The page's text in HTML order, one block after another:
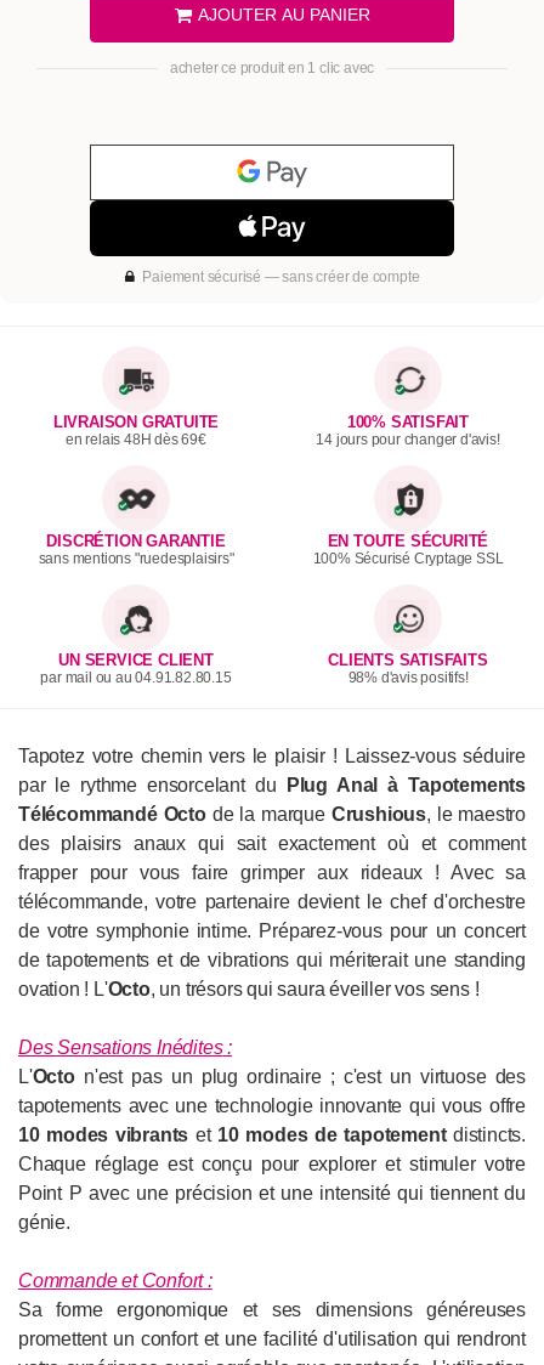
AJOUTER AU PANIER
acheter ce produit en 1 clic avec
Paiement sécurisé — sans créer de compte
LIVRAISON GRATUITE
en relais 48H dès 69€
100% SATISFAIT
14 jours pour changer d'avis!
DISCRÉTION GARANTIE
sans mentions "ruedesplaisirs"
EN TOUTE SÉCURITÉ
100% Sécurisé Cryptage SSL
UN SERVICE CLIENT
par mail ou au 04.91.82.80.15
CLIENTS SATISFAITS
98% d'avis positifs!
Tapotez votre chemin vers le plaisir ! Laissez-vous séduire
par le rythme ensorcelant du
Plug Anal à Tapotements
Télécommandé Octode la marque Crushious, le maestro
des plaisirs anaux qui sait exactement où et comment
frapper pour vous faire grimper aux rideaux ! Avec sa
télécommande, votre partenaire devient le chef d'orchestre
de votre symphonie intime. Préparez-vous pour un concert
de tapotements et de vibrations qui mériterait une standing
ovation ! L'Octo, un trésors qui saura éveiller vos sens !
Des Sensations Inédites:
L'Octon'est pas un plug ordinaire ; c'est un virtuose des
tapotements avec une technologie innovante qui vous offre
10 modes vibrants et 10 modes de tapotementdistincts.
Chaque réglage est conçu pour explorer et stimuler votre
Point P avec une précision et une intensité qui tiennent du
génie.
Commande et Confort:
Sa forme ergonomique et ses dimensions généreuses
promettent un confort et une facilité d'utilisation qui rendront